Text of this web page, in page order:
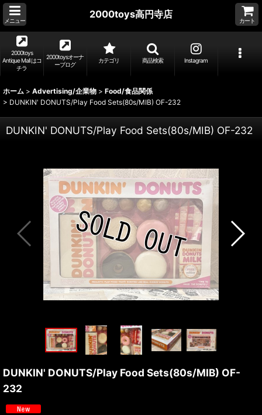
メニュー
2000toys高円寺店
カート
2000toys
Antique Mall はコ
チラ
2000toysオーナ
ーブログ
カテゴリ 商品検索 Instagram
ホーム > Advertising/企業物 > Food/食品関係
> DUNKIN' DONUTS/Play Food Sets(80s/MIB) OF-232
DUNKIN' DONUTS/Play Food Sets(80s/MIB) OF-232
DUNKIN' DONUTS/Play Food Sets(80s/MIB) OF-
232